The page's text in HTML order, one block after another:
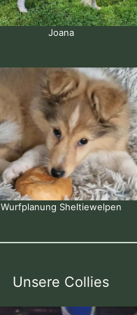
Joana
Wurfplanung Sheltiewelpen
Unsere Collies